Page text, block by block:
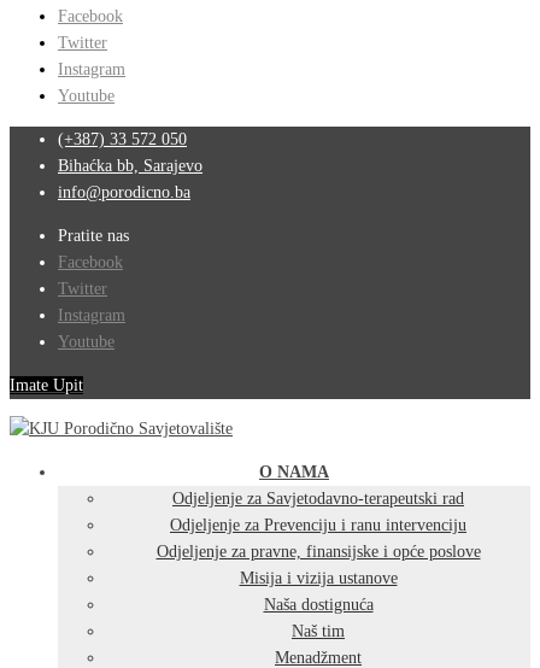
Facebook
Twitter
Instagram
Youtube
(+387) 33 572 050
Bihaćka bb, Sarajevo
info@porodicno.ba
Pratite nas
Facebook
Twitter
Instagram
Youtube
Imate Upit
O NAMA
Odjeljenje za Savjetodavno-terapeutski rad
Odjeljenje za Prevenciju i ranu intervenciju
Odjeljenje za pravne, finansijske i opće poslove
Misija i vizija ustanove
Naša dostignuća
Naš tim
Menadžment